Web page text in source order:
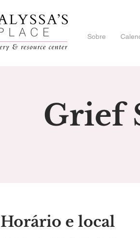
Sobre
Grief
Horário e local